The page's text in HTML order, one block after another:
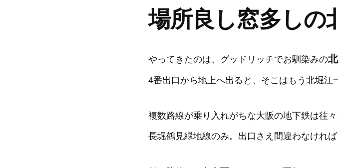
場所良し窓多しの
やってきたのは、グッドリッチでお馴染みの
4番出口から地上へ出ると、そこはもう北堀江
複数路線が乗り入れがちな大阪の地下鉄は往
長堀鶴見緑地線のみ。出口さえ間違わなければ